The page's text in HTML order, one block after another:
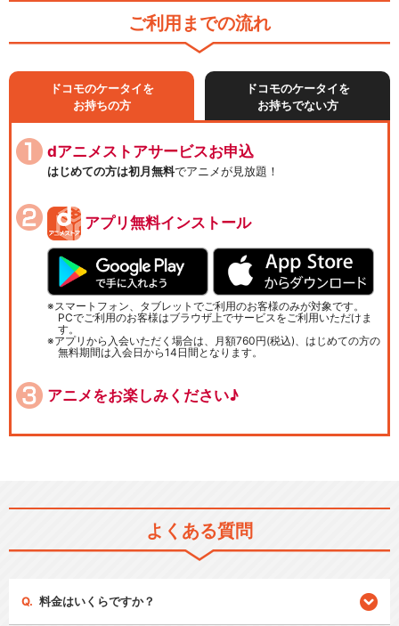
ご利用までの流れ
ドコモのケータイを
お持ちの方
ドコモのケータイを
お持ちでない方
dアニメストアサービスお申込
はじめての方は初月無料でアニメが見放題！
アプリ無料インストール
スマートフォン、タブレットでご利用のお客様のみが対象です。
PCでご利用のお客様はブラウザ上でサービスをご利用いただけま
す。
アプリから入会いただく場合は、月額760円(税込)、はじめての方の
無料期間は入会日から14日間となります。
アニメをお楽しみください♪
よくある質問
料金はいくらですか？